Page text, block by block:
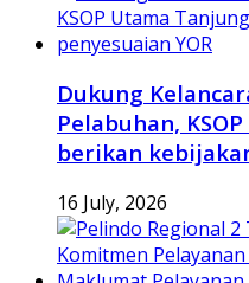
Dukung
Pelabuhan,
berikan
16 July, 2026